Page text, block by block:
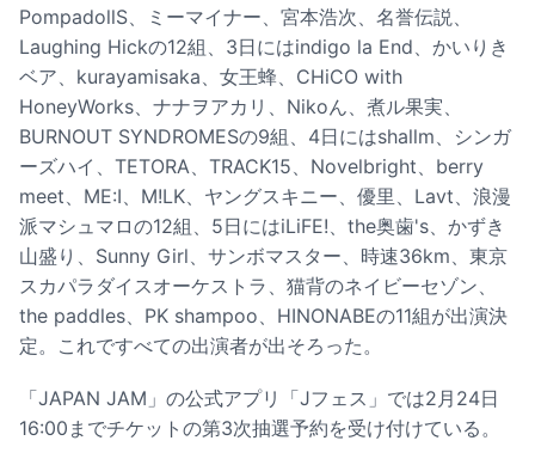
PompadollS、ミーマイナー、宮本浩次、名誉伝説、
Laughing Hickの12組、3日にはindigo la End、かいりき
ベア、kurayamisaka、女王蜂、CHiCO with
HoneyWorks、ナナヲアカリ、Nikoん、煮ル果実、
BURNOUT SYNDROMESの9組、4日にはshallm、シンガ
ーズハイ、TETORA、TRACK15、Novelbright、berry
meet、ME:I、M!LK、ヤングスキニー、優里、Lavt、浪漫
派マシュマロの12組、5日にはiLiFE!、the奥歯's、かずき
山盛り、Sunny Girl、サンボマスター、時速36km、東京
スカパラダイスオーケストラ、猫背のネイビーセゾン、
the paddles、PK shampoo、HINONABEの11組が出演決
定。これですべての出演者が出そろった。
「JAPAN JAM」の公式アプリ「Jフェス」では2月24日
16:00までチケットの第3次抽選予約を受け付けている。